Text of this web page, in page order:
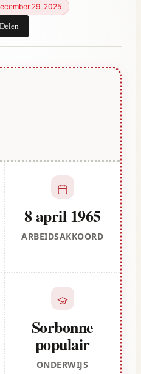
29, 2025
Delen
8 april 1965
ARBEIDSAKKOORD
Sorbonne
populair
ONDERWIJS